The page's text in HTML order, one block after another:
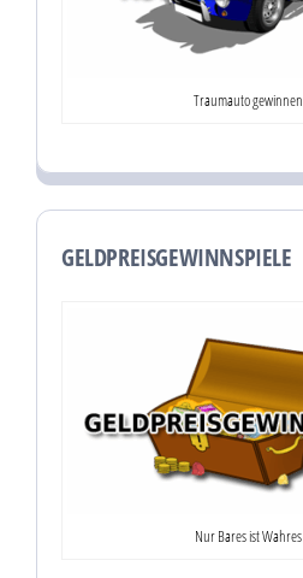
Traumauto gewinnen
GELDPREISGEWINNSPIELE
Nur Bares ist Wahres